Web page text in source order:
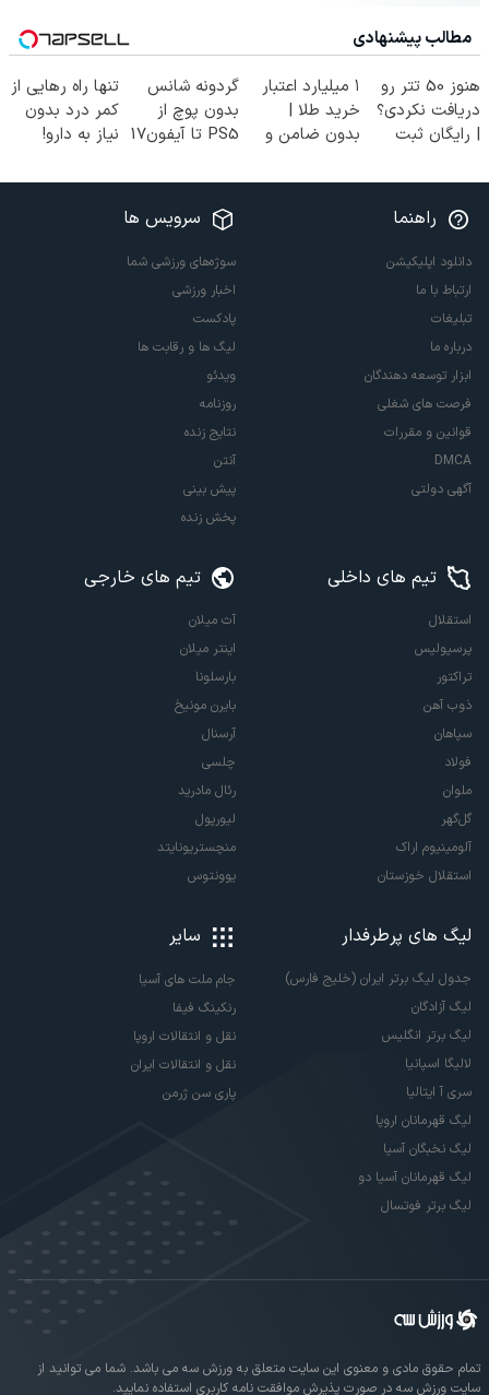
مطالب پیشنهادی
هنوز 50 تتر رو
دریافت نکردی؟
| رایگان ثبت
شروع کن!
۱ میلیارد اعتبار
خرید طلا |
بدون ضامن و
گردونه شانس
بدون پوچ از
PS5 تا آیفون17
تنها راه رهایی از
کمر درد بدون
نیاز به دارو!
راهنما
دانلود اپلیکیشن
ارتباط با ما
تبلیغات
درباره ما
ابزار توسعه دهندگان
فرصت های شغلی
قوانین و مقررات
DMCA
آگهی دولتی
سرویس ها
سوژه‌های ورزشی شما
اخبار ورزشی
پادکست
لیگ ها و رقابت ها
ویدئو
روزنامه
نتایج زنده
آنتن
پیش بینی
پخش زنده
تیم های داخلی
استقلال
پرسپولیس
تراکتور
ذوب آهن
سپاهان
فولاد
ملوان
گل‌گهر
آلومینیوم اراک
استقلال خوزستان
تیم های خارجی
آث میلان
اینتر میلان
بارسلونا
بایرن مونیخ
آرسنال
چلسی
رئال مادرید
لیورپول
منچستریونایتد
یوونتوس
لیگ های پرطرفدار
جدول لیگ برتر ایران (خلیج فارس)
لیگ آزادگان
لیگ برتر انگلیس
لالیگا اسپانیا
سری آ ایتالیا
لیگ قهرمانان اروپا
لیگ نخبگان آسیا
لیگ قهرمانان آسیا دو
لیگ برتر فوتسال
سایر
جام ملت های آسیا
رنکینگ فیفا
نقل و انتقالات اروپا
نقل و انتقالات ایران
پاری سن ژرمن
تمام حقوق مادی و معنوی این سایت متعلق به ورزش سه می باشد. شما می توانید از
سایت ورزش سه در صورت پذیرش موافقت نامه کاربری استفاده نمایید.